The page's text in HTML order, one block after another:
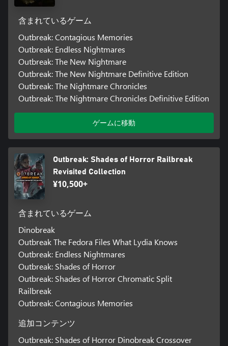
含まれているゲーム
Outbreak: Contagious Memories
Outbreak: Endless Nightmares
Outbreak: The New Nightmare
Outbreak: The New Nightmare Definitive Edition
Outbreak: The Nightmare Chronicles
Outbreak: The Nightmare Chronicles Definitive Edition
ゲームに移動
Outbreak: Shades of Horror Railbreak
Revisited Collection
¥10,500+
含まれているゲーム
Dinobreak
Outbreak The Fedora Files What Lydia Knows
Outbreak: Endless Nightmares
Outbreak: Shades of Horror
Outbreak: Shades of Horror Chromatic Split
Railbreak
Outbreak: Contagious Memories
追加コンテンツ
Outbreak: Shades of Horror Dinobreak Crossover